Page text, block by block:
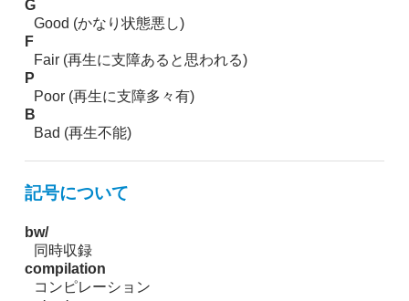
G
Good (かなり状態悪し)
F
Fair (再生に支障あると思われる)
P
Poor (再生に支障多々有)
B
Bad (再生不能)
記号について
bw/
同時収録
compilation
コンピレーション